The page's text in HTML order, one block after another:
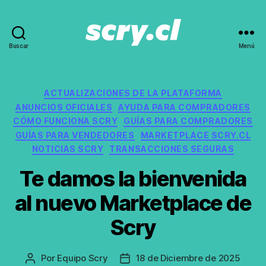
Buscar
recomendaciones
de
Scry.cl
Menú
Categorías
ACTUALIZACIONES DE LA PLATAFORMA
ANUNCIOS OFICIALES
AYUDA PARA COMPRADORES
CÓMO FUNCIONA SCRY
GUÍAS PARA COMPRADORES
GUÍAS PARA VENDEDORES
MARKETPLACE SCRY.CL
NOTICIAS SCRY
TRANSACCIONES SEGURAS
Te damos la bienvenida
al nuevo Marketplace de
Scry
Autor
Por Equipo Scry
Fecha18 de Diciembre de 2025